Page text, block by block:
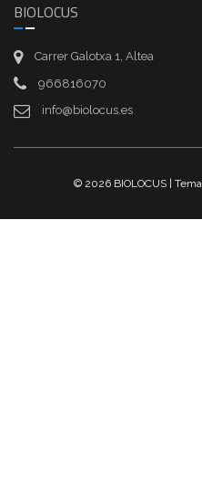
BIOLOCUS
Carrer Galotxa 1, Altea
966816070
info@biolocus.es
© 2026 BIOLOCUS |